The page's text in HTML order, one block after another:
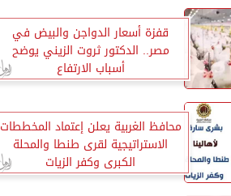
قفزة أسعار الدواجن والبيض في
مصر.. الدكتور ثروت الزيني يوضح
أسباب الارتفاع
محافظ الغربية يعلن إعتماد المخططات
الاستراتيجية لقرى طنطا والمحلة
الكبرى وكفر الزيات